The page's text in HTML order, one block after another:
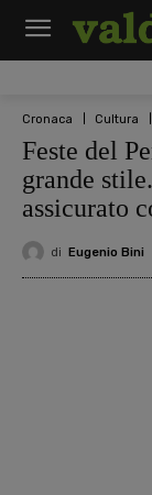
Cronaca Cultura
Feste del
grande
assicurato
di Eugenio Bini